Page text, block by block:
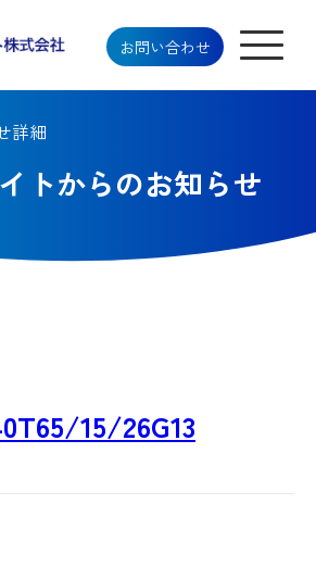
お問い合わせ
詳細
トからのお知らせ
15/26G13